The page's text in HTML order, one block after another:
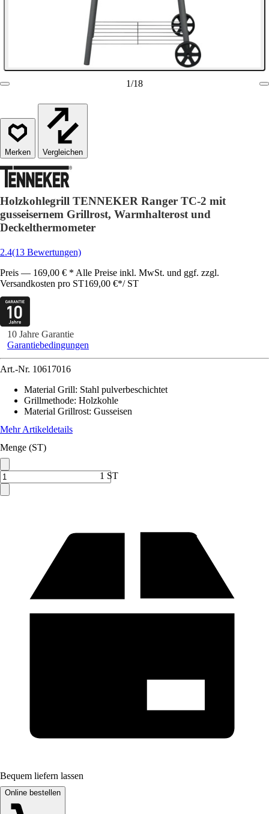
1/18
Vergleichen
Holzkohlegrill TENNEKER Ranger TC-2 mit
gusseisernem Grillrost, Warmhalterost und
Deckelthermometer
2.4(13 Bewertungen)
Preis — 169,00 € * Alle Preise inkl. MwSt. und ggf. zzgl.
Versandkosten pro ST169,00 €*/ ST
10 Jahre Garantie
Garantiebedingungen
Art.-Nr. 10617016
Material Grill: Stahl pulverbeschichtet
Grillmethode: Holzkohle
Material Grillrost: Gusseisen
Mehr Artikeldetails
Menge (ST)
1 ST
Bequem liefern lassen
Online bestellen